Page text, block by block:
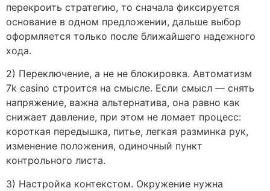
перекроить стратегию, то сначала фиксируется
основание в одном предложении, дальше выбор
оформляется только после ближайшего надежного
хода.
2) Переключение, а не не блокировка. Автоматизм
7k casino строится на смысле. Если смысл — снять
напряжение, важна альтернатива, она равно как
снижает давление, при этом не ломает процесс:
короткая передышка, питье, легкая разминка рук,
изменение положения, одиночный пункт
контрольного листа.
3) Настройка контекстом. Окружение нужна